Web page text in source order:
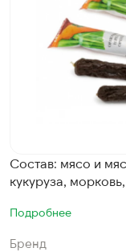
Состав: мясо и
кукуруза,
Подробнее
Бренд